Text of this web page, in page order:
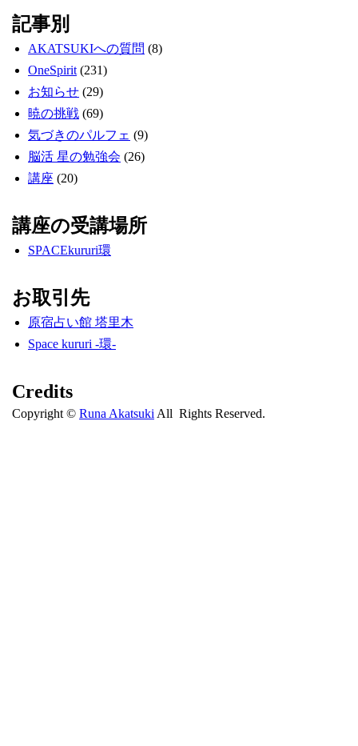
記事別
AKATSUKIへの質問 (8)
OneSpirit (231)
お知らせ (29)
暁の挑戦 (69)
気づきのパルフェ (9)
脳活 星の勉強会 (26)
講座 (20)
講座の受講場所
SPACEkururi環
お取引先
原宿占い館 塔里木
Space kururi -環-
Credits
Copyright © Runa Akatsuki All Rights Reserved.